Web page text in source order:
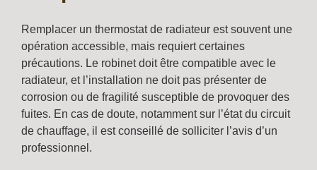
Remplacer un thermostat de radiateur est souvent une
opération accessible, mais requiert certaines
précautions. Le robinet doit être compatible avec le
radiateur, et l’installation ne doit pas présenter de
corrosion ou de fragilité susceptible de provoquer des
fuites. En cas de doute, notamment sur l’état du circuit
de chauffage, il est conseillé de solliciter l’avis d’un
professionnel.